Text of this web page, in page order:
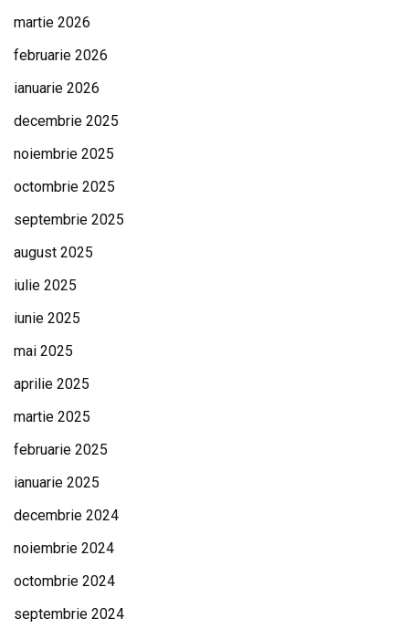
martie 2026
februarie 2026
ianuarie 2026
decembrie 2025
noiembrie 2025
octombrie 2025
septembrie 2025
august 2025
iulie 2025
iunie 2025
mai 2025
aprilie 2025
martie 2025
februarie 2025
ianuarie 2025
decembrie 2024
noiembrie 2024
octombrie 2024
septembrie 2024